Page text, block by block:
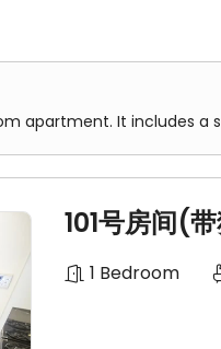
apartment. It includes
101号房间(
1 Bedroom